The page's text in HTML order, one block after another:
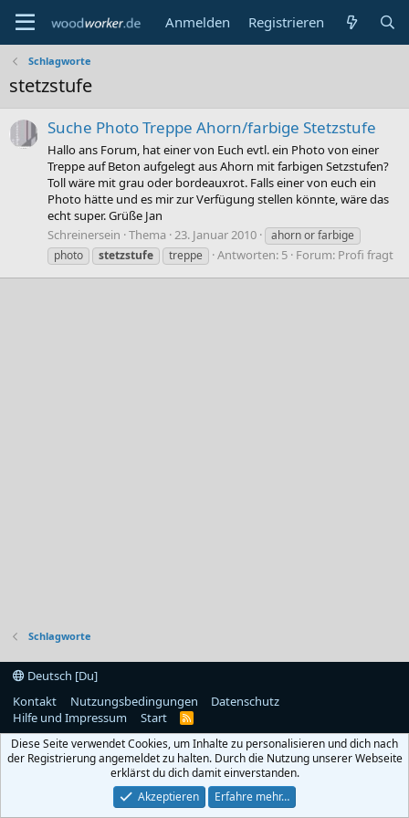
Anmelden Registrieren
Schlagworte
stetzstufe
Suche Photo Treppe Ahorn/farbige Stetzstufe
Hallo ans Forum, hat einer von Euch evtl. ein Photo von einer
Treppe auf Beton aufgelegt aus Ahorn mit farbigen Setzstufen?
Toll wäre mit grau oder bordeauxrot. Falls einer von euch ein
Photo hätte und es mir zur Verfügung stellen könnte, wäre das
echt super. Grüße Jan
Schreinersein Thema 23. Januar 2010
ahorn or farbige
photo
stetzstufe treppe Antworten: 5 Forum: Profi fragt
Schlagworte
Deutsch [Du]
Kontakt
Nutzungsbedingungen
Datenschutz
Hilfe und Impressum
Start
R
S
Diese Seite verwendet Cookies, um Inhalte zu personalisieren und dich nach
der Registrierung angemeldet zu halten. Durch die Nutzung unserer Webseite
erklärst du dich damit einverstanden.
Akzeptieren
Erfahre mehr…